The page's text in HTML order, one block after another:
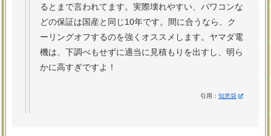
るとまで言われてます。実際壊れやすい、パワコンな
どの保証は国産と同じ10年です。間に合うなら、ク
ーリングオフするのを強くオススメします。ヤマダ電
機は、下調べもせずに適当に見積もりを出すし、明ら
かに高すぎですよ！
引用：知恵袋